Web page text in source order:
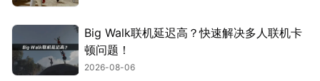
Big Walk联机延迟高？快速解决多人联机卡
顿问题！
2026-08-06